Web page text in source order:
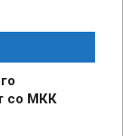
со МКК